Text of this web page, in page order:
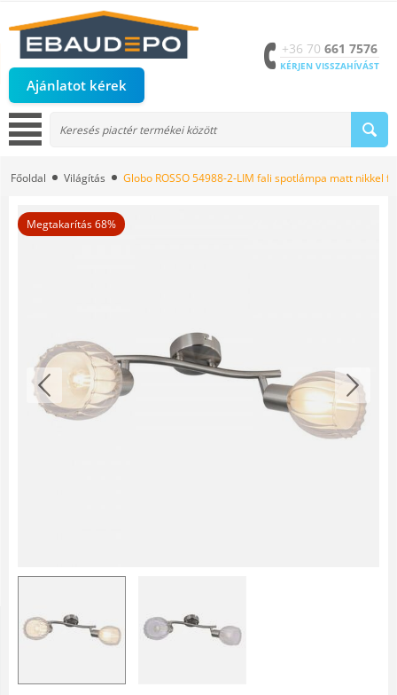
Ajánlatot kérek
+36 70 661 7576
KÉRJEN VISSZAHÍVÁST
Főoldal Világítás Globo ROSSO 54988-2-LIM fali spotlámpa matt nikkel
Megtakarítás 68%